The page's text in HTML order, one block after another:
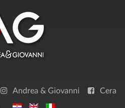
Andrea & Giovanni Cera